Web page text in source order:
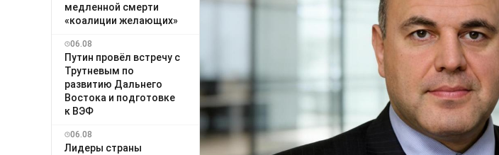
медленной смерти
«коалиции желающих»
06.08
Путин провёл встречу с
Трутневым по
развитию Дальнего
Востока и подготовке
к ВЭФ
06.08
Лидеры страны